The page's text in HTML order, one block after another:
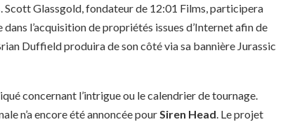
. Scott Glassgold, fondateur de 12:01 Films, participera
l’acquisition de propriétés issues d’Internet afin de
Duffield produira de son côté via sa bannière Jurassic
concernant l’intrigue ou le calendrier de tournage.
n’a encore été annoncée pourSiren Head. Le projet